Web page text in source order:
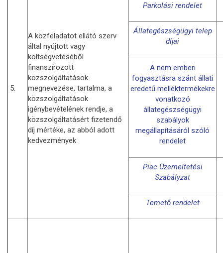
5.
A közfeladatot ellátó szerv
által nyújtott vagy
költségvetéséből
finanszírozott
közszolgáltatások
megnevezése, tartalma, a
közszolgáltatások
igénybevételének rendje, a
közszolgáltatásért fizetendő
díj mértéke, az abból adott
kedvezmények
Parkolási rendelet
Állategészségügyi telep
díjai
A nem emberi
fogyasztásra szánt állati
eredetű melléktermékekre
vonatkozó
állategészségügyi
szabályok
megállapításáról szóló
rendelet
Piac Üzemeltetési
Szabályzat
Temető rendelet